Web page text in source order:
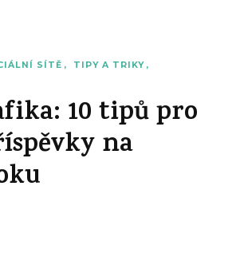
SÍTĚ
TIPY A TRIKY
10 tipů pro
na